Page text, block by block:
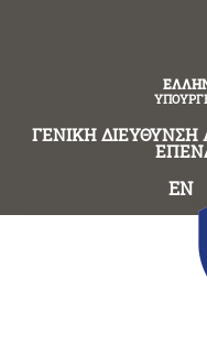
ΓΕΝΙΚΗ
EN